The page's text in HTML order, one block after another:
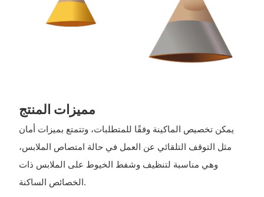
مميزات المنتج
يمكن تخصيص الماكينة وفقًا للمتطلبات، وتتمتع بميزات أمان
مثل التوقف التلقائي عن العمل في حالة امتصاص الملابس،
وهي مناسبة لتنظيف وشفط الخيوط على الملابس ذات
الخصائص الساكنة.